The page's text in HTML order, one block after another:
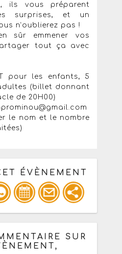
ils vous préparent
surprises, et un
n’oublierez pas !
sûr emmener vos
tout ça avec
pour les enfants, 5
(billet donnant
de 20H00)
le nom et le nombre
ÉVÈNEMENT
ci-dessous pour un
/ réseau social
SUR